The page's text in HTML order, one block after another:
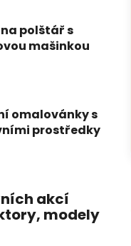
polštář s
mašinkou
omalovánky s
prostředky
akcí
modely